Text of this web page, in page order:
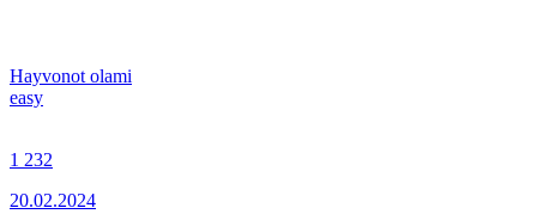
Hayvonot olami
easy
1 232
20.02.2024